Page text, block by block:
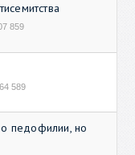
859
589
о педофилии, но